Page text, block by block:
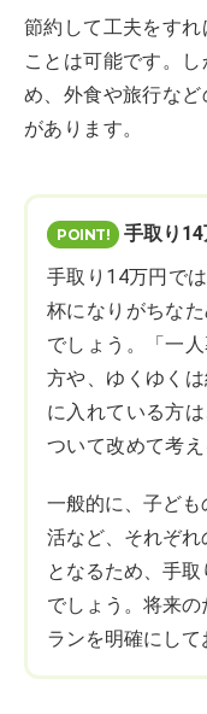
節約して工夫をす
ことは可能です。
め、外食や旅行な
があります。
手取り
手取り14万円で
杯になりがちな
でしょう。「一
方や、ゆくゆく
に入れている方
ついて改めて考え
一般的に、子ど
活など、それぞ
となるため、手
でしょう。将来
ランを明確にして